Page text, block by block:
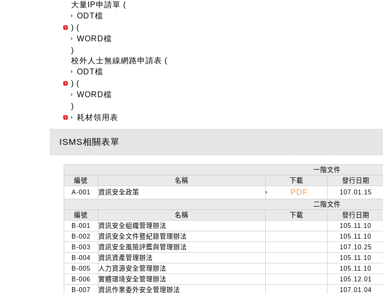
大量IP申請單 (
ODT檔
) (
WORD檔
)
校外人士無線網路申請表 (
ODT檔
) (
WORD檔
)
耗材領用表
ISMS相關表單
一階文件
編號
名稱 下載 發行日期
A-001
資訊安全政策 PDF 107.01.15
二階文件
編號
名稱 下載 發行日期
B-001
資訊安全組織管理辦法 105.11.10
B-002
資訊安全文件暨紀錄管理辦法 105.11.10
B-003
資訊安全風險評鑑與管理辦法 107.10.25
B-004
資訊資產管理辦法 105.11.10
B-005
人力資源安全管理辦法 105.11.10
B-006
實體環境安全管理辦法 105.12.01
B-007
資訊作業委外安全管理辦法 107.01.04